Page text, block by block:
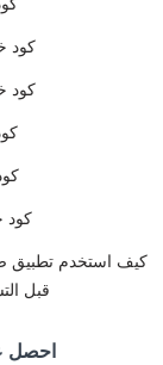
كود
كود
كود
كيف استخدم تطبيق
قبل
احصل